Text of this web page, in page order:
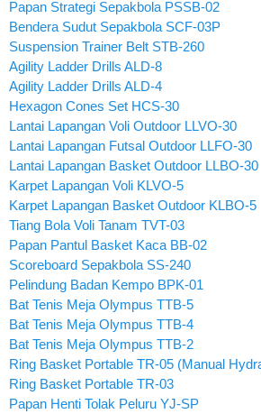
Papan Strategi Sepakbola PSSB-02
Bendera Sudut Sepakbola SCF-03P
Suspension Trainer Belt STB-260
Agility Ladder Drills ALD-8
Agility Ladder Drills ALD-4
Hexagon Cones Set HCS-30
Lantai Lapangan Voli Outdoor LLVO-30
Lantai Lapangan Futsal Outdoor LLFO-30
Lantai Lapangan Basket Outdoor LLBO-30
Karpet Lapangan Voli KLVO-5
Karpet Lapangan Basket Outdoor KLBO-5
Tiang Bola Voli Tanam TVT-03
Papan Pantul Basket Kaca BB-02
Scoreboard Sepakbola SS-240
Pelindung Badan Kempo BPK-01
Bat Tenis Meja Olympus TTB-5
Bat Tenis Meja Olympus TTB-4
Bat Tenis Meja Olympus TTB-2
Ring Basket Portable TR-05 (Manual
Ring Basket Portable TR-03
Papan Henti Tolak Peluru YJ-SP